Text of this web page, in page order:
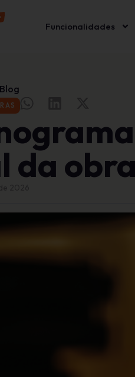
Funcionalidades
da obra